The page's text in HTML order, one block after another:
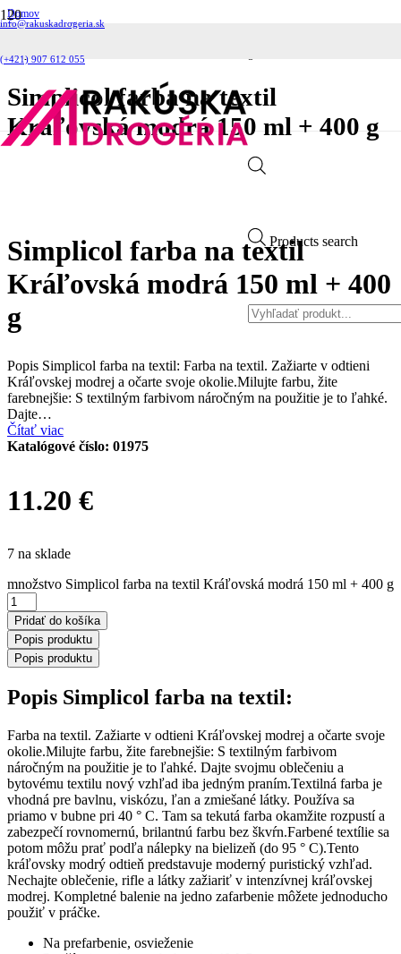
info@rakuskadrogeria.sk
(+421) 907 612 055
Products search
Domov
Pracie prostriedky
Simplicol farba na textil Kráľovská modrá 150 ml + 400 g
Simplicol farba na textil
Kráľovská modrá 150 ml + 400 g
Simplicol farba na textil
Kráľovská modrá 150 ml + 400
g
Popis Simplicol farba na textil: Farba na textil. Zažiarte v odtieni
Kráľovskej modrej a očarte svoje okolie.Milujte farbu, žite
farebnejšie: S textilným farbivom náročným na použitie je to ľahké.
Dajte…
Čítať viac
Katalógové číslo: 01975
11.20 €
7 na sklade
množstvo Simplicol farba na textil Kráľovská modrá 150 ml + 400 g
Pridať do košíka
Popis produktu
Popis produktu
Popis Simplicol farba na textil:
Farba na textil. Zažiarte v odtieni Kráľovskej modrej a očarte svoje
okolie.Milujte farbu, žite farebnejšie: S textilným farbivom
náročným na použitie je to ľahké. Dajte svojmu oblečeniu a
bytovému textilu nový vzhľad iba jedným praním.Textilná farba je
vhodná pre bavlnu, viskózu, ľan a zmiešané látky. Používa sa
priamo v bubne pri 40 ° C. Tam sa tekutá farba okamžite rozpustí a
zabezpečí rovnomernú, brilantnú farbu bez škvŕn.Farbené textílie sa
potom môžu prať podľa nálepky na bielizeň (do 95 ° C).Tento
kráľovsky modrý odtieň predstavuje moderný puristický vzhľad.
Nechajte oblečenie, rifle a látky zažiariť v intenzívnej kráľovskej
modrej. Kompletné balenie na jedno zafarbenie môžete jednoducho
použiť v práčke.
Na prefarbenie, osvieženie